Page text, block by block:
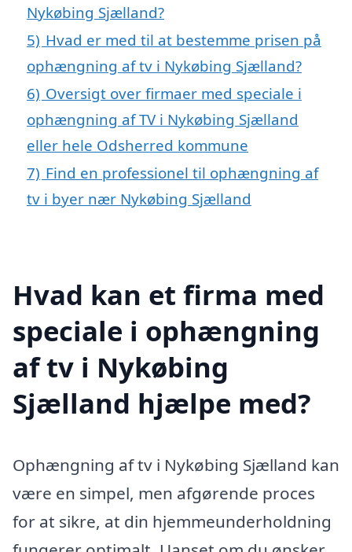
Nykøbing Sjælland?
5) Hvad er med til at bestemme prisen på
ophængning af tv i Nykøbing Sjælland?
6) Oversigt over firmaer med speciale i
ophængning af TV i Nykøbing Sjælland
eller hele Odsherred kommune
7) Find en professionel til ophængning af
tv i byer nær Nykøbing Sjælland
Hvad kan et firma med
speciale i ophængning
af tv i Nykøbing
Sjælland hjælpe med?
Ophængning af tv i Nykøbing Sjælland kan
være en simpel, men afgørende proces
for at sikre, at din hjemmeunderholdning